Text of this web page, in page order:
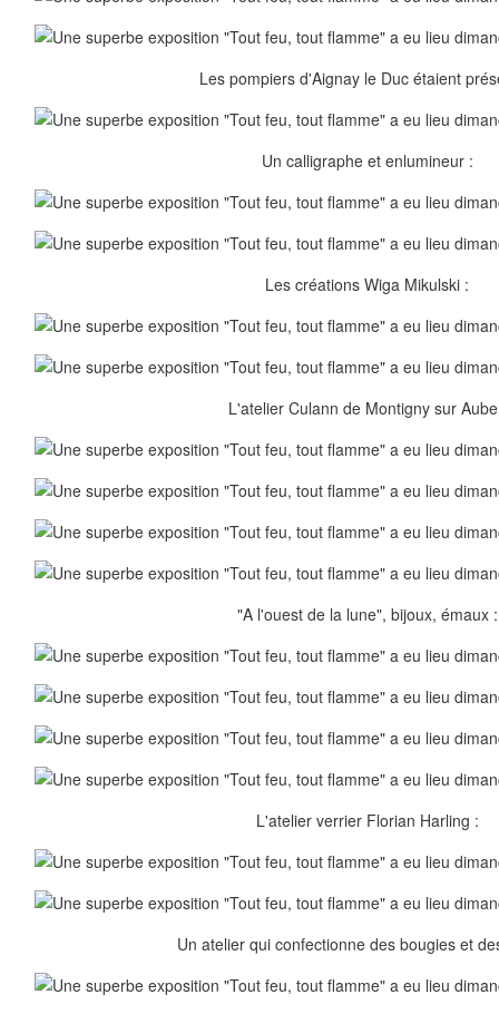
Les pompiers d'Aignay le Duc étaient
Un calligraphe et enlumineur :
Les créations Wiga Mikulski :
L'atelier Culann de Montigny sur
"A l'ouest de la lune", bijoux, émaux :
L'atelier verrier Florian Harling :
Un atelier qui confectionne des bougies et